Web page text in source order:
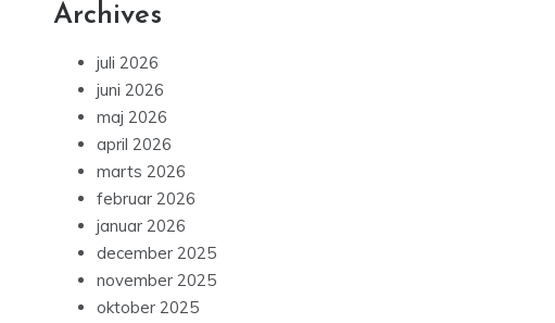
Archives
juli 2026
juni 2026
maj 2026
april 2026
marts 2026
februar 2026
januar 2026
december 2025
november 2025
oktober 2025